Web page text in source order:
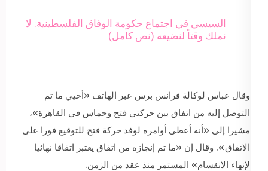
السيسي في اجتماع حكومة الوفاق الفلسطينية: لا
نملك وقتاً لنضيعه (نص كامل)
وقال عباس لوكالة فرانس برس عبر الهاتف «أحيي ما تم
التوصل إليه من اتفاق بين حركتي فتح وحماس في القاهرة»،
مشيرا إلى «أنه أعطى أوامره لوفد حركة فتح للتوقيع فورا على
الاتفاق». وقال إن «ما تم إنجازه من اتفاق يعتبر اتفاقا نهائيا
لإنهاء الانقسام» المستمر منذ عقد من الزمن.